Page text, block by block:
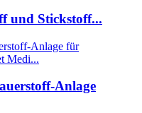
und Stickstoff...
Anlage